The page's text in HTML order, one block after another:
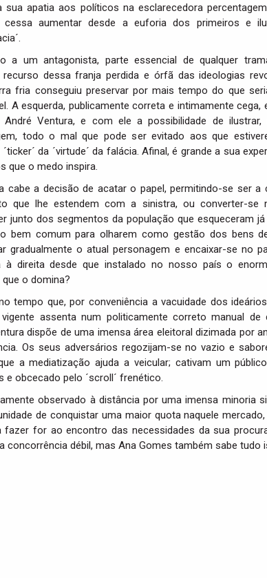
sua apatia aos políticos na esclarecedora
cessa aumentar desde a euforia dos primeiros e
a um antagonista, parte essencial de qualquer
recurso dessa franja perdida e órfã das ideologias
fria conseguiu preservar por mais tempo do que
A esquerda, publicamente correta e intimamente cega,
André Ventura, e com ele a possibilidade de
todo o mal que pode ser evitado aos que
da ´virtude´ da falácia. Afinal, é grande a sua
que o medo inspira.
cabe a decisão de acatar o papel, permitindo-se ser a
que lhe estendem com a sinistra, ou converter-se
junto dos segmentos da população que esqueceram
bem comum para olharem como gestão dos bens
gradualmente o atual personagem e encaixar-se no
à direita desde que instalado no nosso país o
o domina?
tempo que, por conveniência a vacuidade dos
assenta num politicamente correto manual de
dispõe de uma imensa área eleitoral dizimada por
Os seus adversários regozijam-se no vazio e
a mediatização ajuda a veicular; cativam um
e obcecado pelo ´scroll´ frenético.
observado à distância por uma imensa minoria
de conquistar uma maior quota naquele
fazer for ao encontro das necessidades da sua
concorrência débil, mas Ana Gomes também sabe tudo